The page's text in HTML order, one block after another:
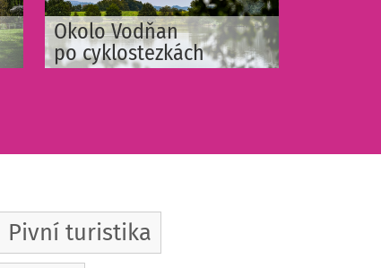
Okolo Vodňan
po cyklostezkách
Pivní turistika